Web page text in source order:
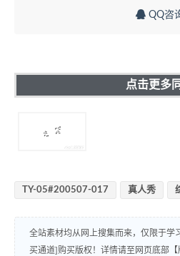
QQ咨
点击更多
TY-05#200507-017 真人秀
全站素材均从网上搜集而来，仅限于学
买通道]购买版权！详情请至网页底部